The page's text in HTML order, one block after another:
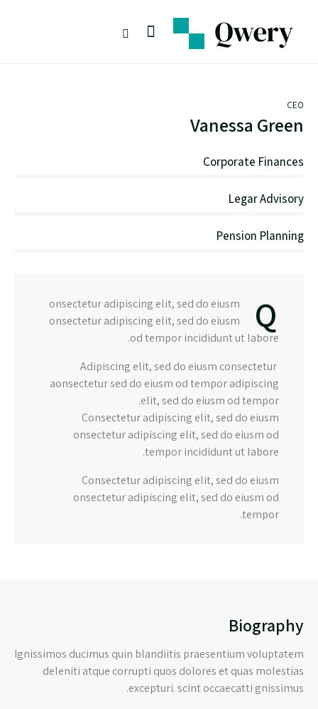
CEO
Vanessa Green
Corporate Finances
Legar Advisory
Pension Planning
Q
onsectetur adipiscing elit, sed do eiusm
onsectetur adipiscing elit, sed do eiusm
od tempor incididunt ut labore.
Adipiscing elit, sed do eiusm consectetur
aonsectetur sed do eiusm od tempor adipiscing
elit, sed do eiusm od tempor.
Consectetur adipiscing elit, sed do eiusm
onsectetur adipiscing elit, sed do eiusm od
tempor incididunt ut labore.
Consectetur adipiscing elit, sed do eiusm
onsectetur adipiscing elit, sed do eiusm od
tempor.
Biography
Ignissimos ducimus quin blandiitis praesentium voluptatem
deleniti atque corrupti quos dolores et quas molestias
excepturi. scint occaecatti gnissimus.